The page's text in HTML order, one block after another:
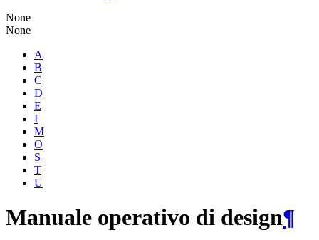
None
None
A
B
C
D
E
I
M
O
S
T
U
Manuale operativo di design¶